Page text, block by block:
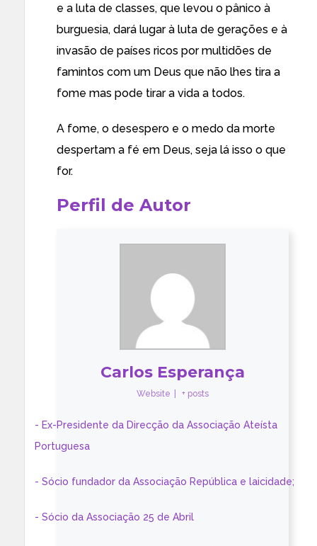
e a luta de classes, que levou o pânico à
burguesia, dará lugar à luta de gerações e à
invasão de países ricos por multidões de
famintos com um Deus que não lhes tira a
fome mas pode tirar a vida a todos.
A fome, o desespero e o medo da morte
despertam a fé em Deus, seja lá isso o que
for.
Perfil de Autor
Carlos Esperança
Website + posts
- Ex-Presidente da Direcção da Associação Ateísta
Portuguesa
- Sócio fundador da Associação República e laicidade;
- Sócio da Associação 25 de Abril